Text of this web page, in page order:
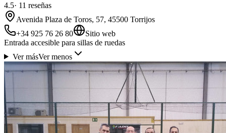
4.5· 11 reseñas
Avenida Plaza de Toros, 57, 45500 Torrijos
+34 925 76 26 80
Sitio web
Entrada accesible para sillas de ruedas
Ver másVer menos